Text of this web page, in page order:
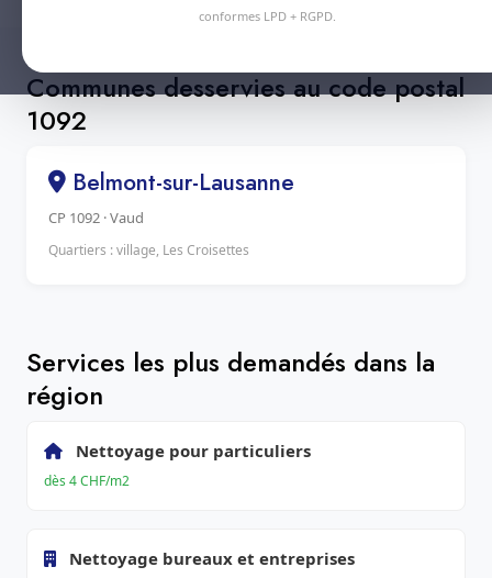
Communes desservies au code postal
1092
Belmont-sur-Lausanne
CP 1092 · Vaud
Quartiers : village, Les Croisettes
Services les plus demandés dans la
région
Nettoyage pour particuliers
dès 4 CHF/m2
Nettoyage bureaux et entreprises
conformes LPD + RGPD.